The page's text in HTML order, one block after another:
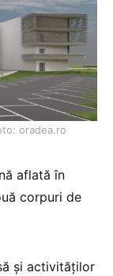
oradea.ro
aflată în
corpuri de
și activităților